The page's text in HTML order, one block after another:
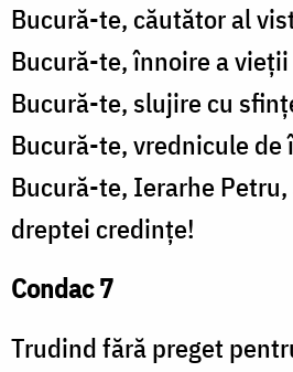
Bucură-te, căutător al
Bucură-te, înnoire a
Bucură-te, slujire cu
Bucură-te, vrednicule de
Bucură-te, Ierarhe
dreptei credințe!
Condac 7
Trudind fără preget